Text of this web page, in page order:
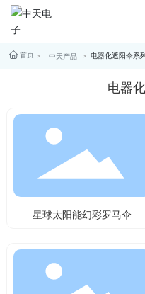
首页
关于中天
服务支持
首页 中天产品 电器化遮阳伞系
电器
星球太阳能幻彩罗马伞